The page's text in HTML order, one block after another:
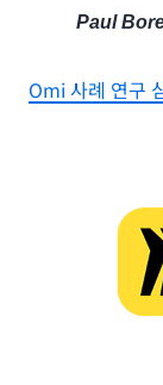
Paul
Omi 사례 연구